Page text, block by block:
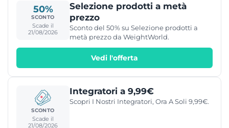
50%
SCONTO
Scade il
21/08/2026
Selezione prodotti a metà
prezzo
Sconto del 50% su Selezione prodotti a
metà prezzo da WeightWorld.
Vedi l'offerta
SCONTO
Scade il
21/08/2026
Integratori a 9,99€
Scopri I Nostri Integratori, Ora A Soli 9,99€.